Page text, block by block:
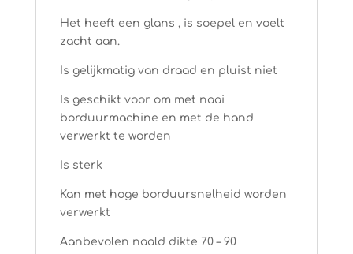
Het heeft een glans , is soepel en voelt
zacht aan.
Is gelijkmatig van draad en pluist niet
Is geschikt voor om met naai
borduurmachine en met de hand
verwerkt te worden
Is sterk
Kan met hoge borduursnelheid worden
verwerkt
Aanbevolen naald dikte 70 – 90